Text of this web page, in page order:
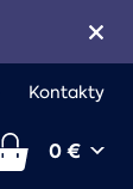
Kontakty
0 €